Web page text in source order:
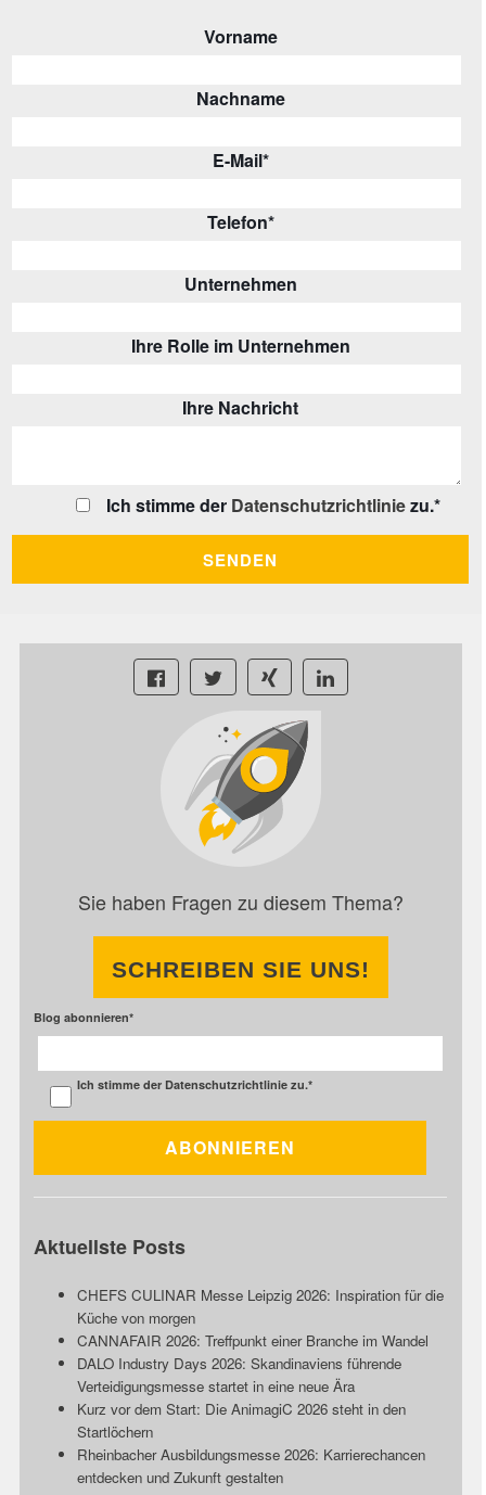
Vorname
Nachname
E-Mail*
Telefon*
Unternehmen
Ihre Rolle im Unternehmen
Ihre Nachricht
Ich stimme der Datenschutzrichtliniezu.*
Sie haben Fragen zu diesem Thema?
SCHREIBEN SIE UNS!
Blog abonnieren*
Ich stimme der Datenschutzrichtlinie zu.*
Aktuellste Posts
CHEFS CULINAR Messe Leipzig 2026: Inspiration für die
Küche von morgen
CANNAFAIR 2026: Treffpunkt einer Branche im Wandel
DALO Industry Days 2026: Skandinaviens führende
Verteidigungsmesse startet in eine neue Ära
Kurz vor dem Start: Die AnimagiC 2026 steht in den
Startlöchern
Rheinbacher Ausbildungsmesse 2026: Karrierechancen
entdecken und Zukunft gestalten